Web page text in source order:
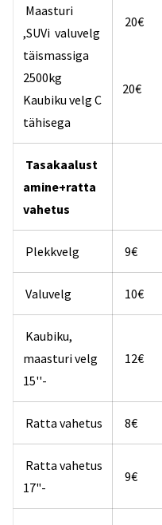
Maasturi
,SUVi valuvelg
täismassiga
2500kg
Kaubiku velg C
tähisega
Tasakaalust
amine+ratta
vahetus
Plekkvelg 9€
Valuvelg 10€
Kaubiku,
maasturi velg
15''-
12€
Ratta vahetus 8€
Ratta vahetus
17"-
9€